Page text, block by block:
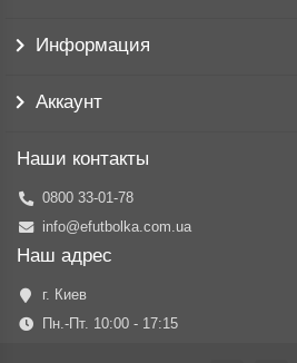
Информация
Аккаунт
Наши контакты
0800 33-01-78
info@efutbolka.com.ua
Наш адрес
г. Киев
Пн.-Пт. 10:00 - 17:15